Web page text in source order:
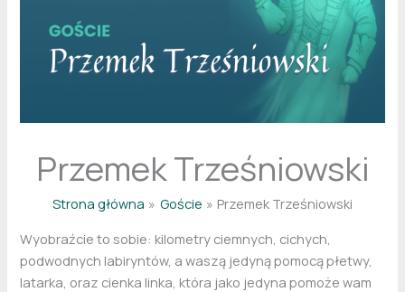
Przemek Trześniowski
Strona główna Goście
Przemek Trześniowski
Wyobraźcie to sobie: kilometry ciemnych, cichych,
podwodnych labiryntów, a waszą jedyną pomocą płetwy,
latarka, oraz cienka linka, która jako jedyna pomoże wam